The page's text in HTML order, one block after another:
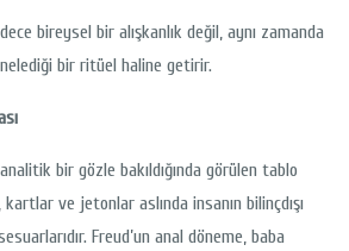
bireysel bir alışkanlık değil, aynı zamanda
bir ritüel haline getirir.
bir gözle bakıldığında görülen tablo
ve jetonlar aslında insanın bilinçdışı
Freud’un anal döneme, baba